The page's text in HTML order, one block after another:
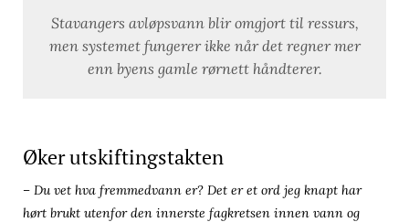
Stavangers avløpsvann blir omgjort til ressurs,
men systemet fungerer ikke når det regner mer
enn byens gamle rørnett håndterer.
Øker utskiftingstakten
– Du vet hva fremmedvann er? Det er et ord jeg knapt har
hørt brukt utenfor den innerste fagkretsen innen vann og